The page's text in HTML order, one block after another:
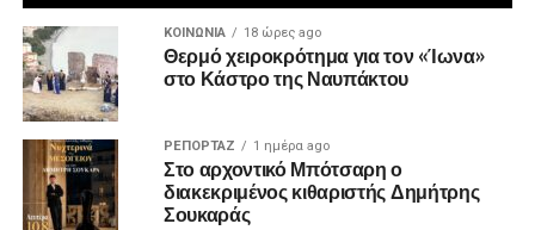
ΚΟΙΝΩΝΙΑ 18 ώρες ago
Θερμό χειροκρότημα για τον «Ίωνα»
στο Κάστρο της Ναυπάκτου
ΡΕΠΟΡΤΑΖ 1 ημέρα ago
Στο αρχοντικό Μπότσαρη ο
διακεκριμένος κιθαριστής Δημήτρης
Σουκαράς